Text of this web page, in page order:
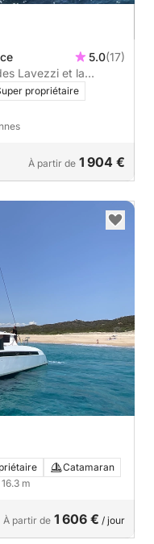
5.0(17)
Lavezzi et la
propriétaire
À partir de 1 904 €
Catamaran
16.3 m
À partir de 1 606 € / jour